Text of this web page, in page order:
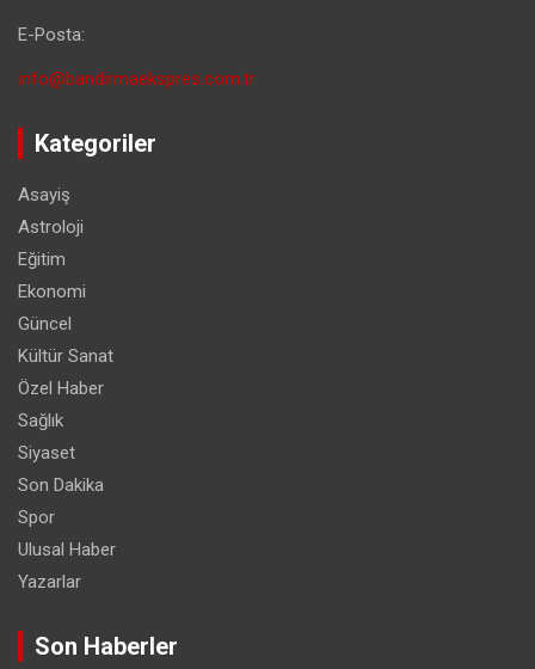
E-Posta:
info@bandirmaekspres.com.tr
Kategoriler
Asayiş
Astroloji
Eğitim
Ekonomi
Güncel
Kültür Sanat
Özel Haber
Sağlık
Siyaset
Son Dakika
Spor
Ulusal Haber
Yazarlar
Son Haberler